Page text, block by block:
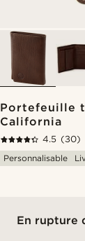
Portefeuille
California
4.5 (30)
Personnalisable
En rupture